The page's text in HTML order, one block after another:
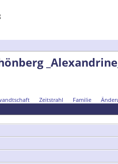
Zeitstrahl Familie